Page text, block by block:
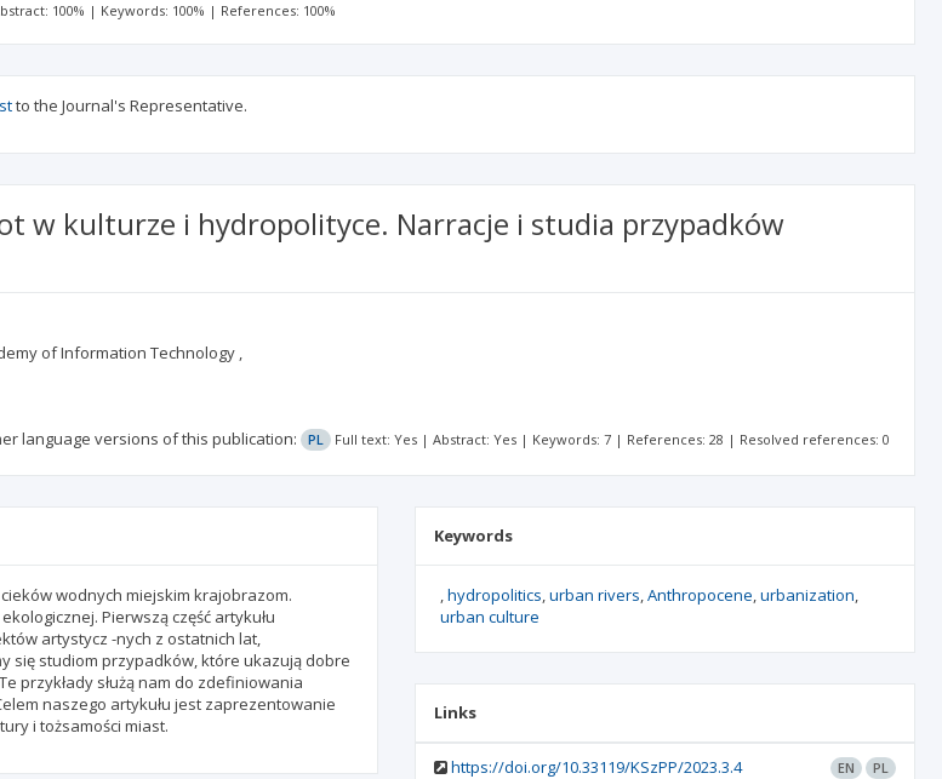
100% | Keywords: 100% | References: 100%
to the Journal's Representative.
w kulturze i hydropolityce. Narracje i studia przypadków
of Information Technology ,
language versions of this publication: PL Full text: Yes | Abstract: Yes | Keywords: 7 | References: 28 | Resolved references: 0
wodnych miejskim krajobrazom.
Pierwszą część artykułu
artystycz -nych z ostatnich lat,
się studiom przypadków, które ukazują dobre
przykłady służą nam do zdefiniowania
naszego artykułu jest zaprezentowanie
i tożsamości miast.
Keywords
hydropolitics urban rivers Anthropocene urbanization
urban culture
Links
https://doi.org/10.33119/KSzPP/2023.3.4 EN PL